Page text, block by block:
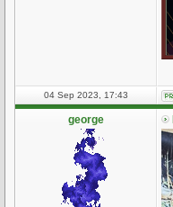
04 Sep 2023, 17:43
george